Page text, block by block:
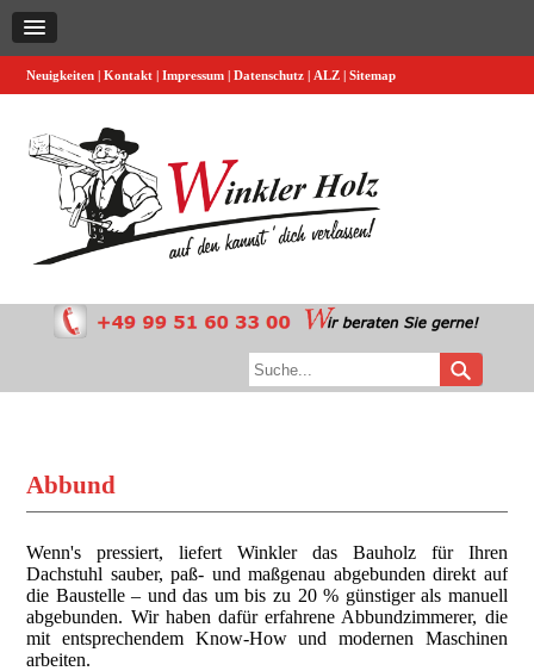
Neuigkeiten Kontakt Impressum Datenschutz ALZ Sitemap
Abbund
Wenn's pressiert, liefert Winkler das Bauholz für Ihren
Dachstuhl sauber, paß- und maßgenau abgebunden direkt auf
die Baustelle – und das um bis zu 20 % günstiger als manuell
abgebunden. Wir haben dafür erfahrene Abbundzimmerer, die
mit entsprechendem Know-How und modernen Maschinen
arbeiten.